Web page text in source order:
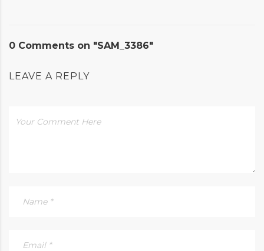
0 Comments on "SAM_3386"
LEAVE A REPLY